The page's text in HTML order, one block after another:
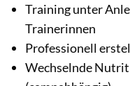
Training unter
Trainerinnen
Professionell
Wechselnde